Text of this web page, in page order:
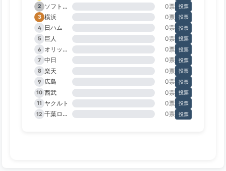
2
ソフトバンク 0票 投票
3 横浜 0票 投票
4
日ハム 0票 投票
5
巨人 0票 投票
6
オリックス 0票 投票
7 中日 0票 投票
8 楽天 0票 投票
9
広島 0票 投票
10 西武 0票 投票
11 ヤクルト 0票 投票
12
千葉ロッテ 0票 投票